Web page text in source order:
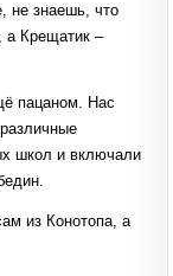
не знаешь, что
а Крещатик –
пацаном. Нас
школ и включали
из Конотопа, а